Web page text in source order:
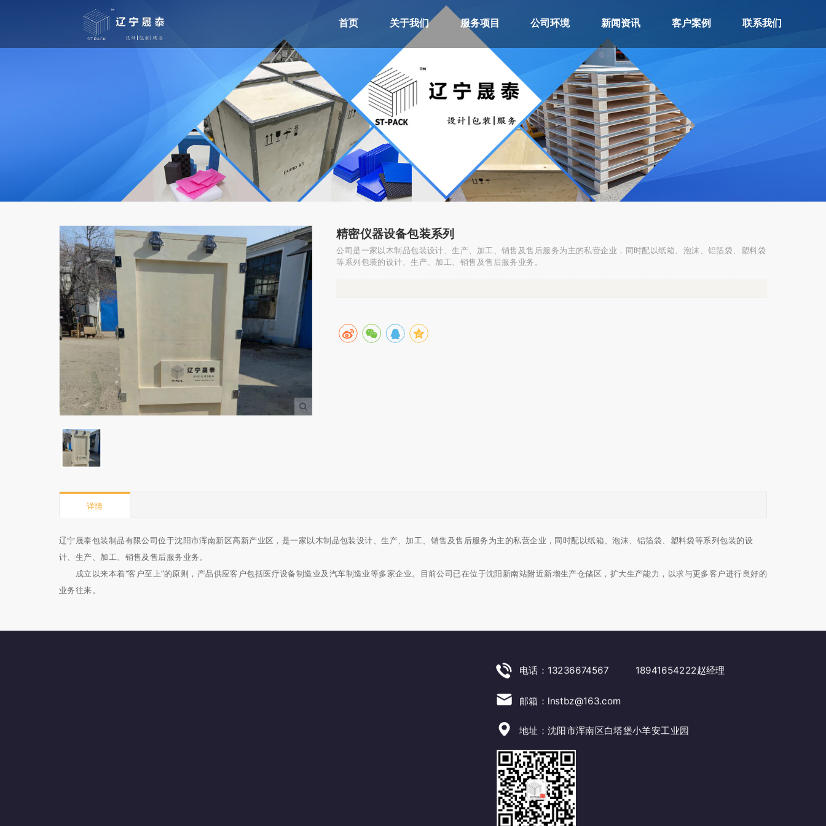
首页 关于我们 服务项目 公司环境 新闻资讯 客户案例 联系我们
精密仪器设备包装系列
公司是一家以木制品包装设计、生产、加工、销售及售后服务为主的私营企业，同时配以纸箱、泡沫、铝箔袋、塑料袋
等系列包装的设计、生产、加工、销售及售后服务业务。
详情
辽宁晟泰包装制品有限公司位于沈阳市浑南新区高新产业区，是一家以木制品包装设计、生产、加工、销售及售后服务为主的私营企业，同时配以纸箱、泡沫、铝箔袋、塑料袋等系列包装的设
计、生产、加工、销售及售后服务业务。
成立以来本着“客户至上”的原则，产品供应客户包括医疗设备制造业及汽车制造业等多家企业。目前公司已在位于沈阳新南站附近新增生产仓储区，扩大生产能力，以求与更多客户进行良好的
业务往来。
电话：13236674567 18941654222赵经理
邮箱：lnstbz@163.com
地址：沈阳市浑南区白塔堡小羊安工业园